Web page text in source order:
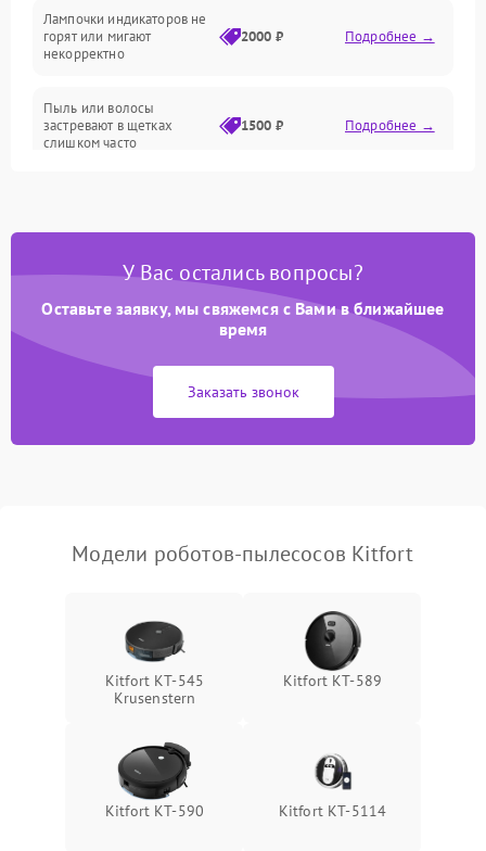
Батарея
Программные сбои
Лампочки индикаторов не
горят или мигают
некорректно
2000 ₽ Подробнее →
Пыль или волосы
застревают в щетках
слишком часто
1500 ₽ Подробнее →
У Вас остались вопросы?
Оставьте заявку, мы свяжемся с Вами в ближайшее
время
Заказать звонок
Модели роботов-пылесосов Kitfort
Kitfort КТ-545
Krusenstern
Kitfort KT-589
Kitfort KT-590 Kitfort КТ-5114